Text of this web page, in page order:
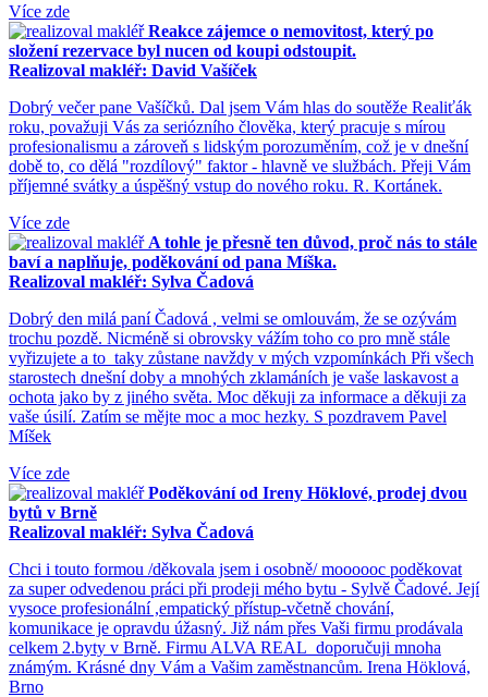
Více zde
Reakce zájemce o nemovitost, který po
složení rezervace byl nucen od koupi odstoupit.
Realizoval makléř: David Vašíček
Dobrý večer pane Vašíčků. Dal jsem Vám hlas do soutěže Realiťák
roku, považuji Vás za seriózního člověka, který pracuje s mírou
profesionalismu a zároveň s lidským porozuměním, což je v dnešní
době to, co dělá "rozdílový" faktor - hlavně ve službách. Přeji Vám
příjemné svátky a úspěšný vstup do nového roku. R. Kortánek.
Více zde
A tohle je přesně ten důvod, proč nás to stále
baví a naplňuje, poděkování od pana Míška.
Realizoval makléř: Sylva Čadová
Dobrý den milá paní Čadová , velmi se omlouvám, že se ozývám
trochu pozdě. Nicméně si obrovsky vážím toho co pro mně stále
vyřizujete a to taky zůstane navždy v mých vzpomínkách Při všech
starostech dnešní doby a mnohých zklamáních je vaše laskavost a
ochota jako by z jiného světa. Moc děkuji za informace a děkuji za
vaše úsilí. Zatím se mějte moc a moc hezky. S pozdravem Pavel
Míšek
Více zde
Poděkování od Ireny Höklové, prodej dvou
bytů v Brně
Realizoval makléř: Sylva Čadová
Chci i touto formou /děkovala jsem i osobně/ moooooc poděkovat
za super odvedenou práci při prodeji mého bytu - Sylvě Čadové. Její
vysoce profesionální ,empatický přístup-včetně chování,
komunikace je opravdu úžasný. Již nám přes Vaši firmu prodávala
celkem 2.byty v Brně. Firmu ALVA REAL doporučuji mnoha
známým. Krásné dny Vám a Vašim zaměstnancům. Irena Höklová,
Brno